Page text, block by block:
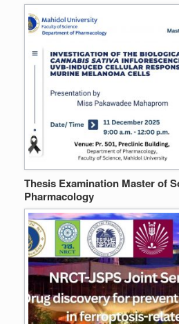
Thesis Examination Master of
Pharmacology